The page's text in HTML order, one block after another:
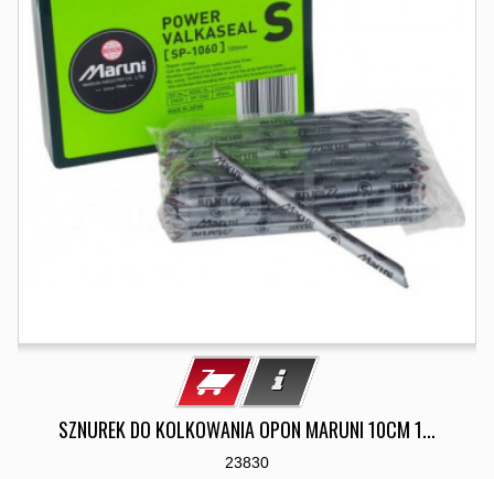
SZNUREK DO KOLKOWANIA OPON MARUNI 10CM 1...
23830